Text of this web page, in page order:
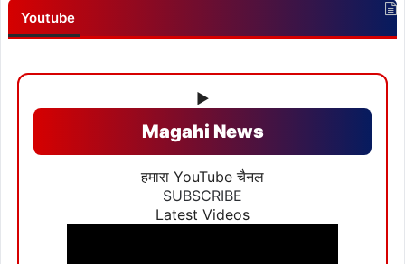
Youtube
▶
Magahi News
हमारा YouTube चैनल
SUBSCRIBE
Latest Videos